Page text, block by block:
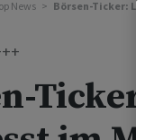
News Börsen-Ticker: